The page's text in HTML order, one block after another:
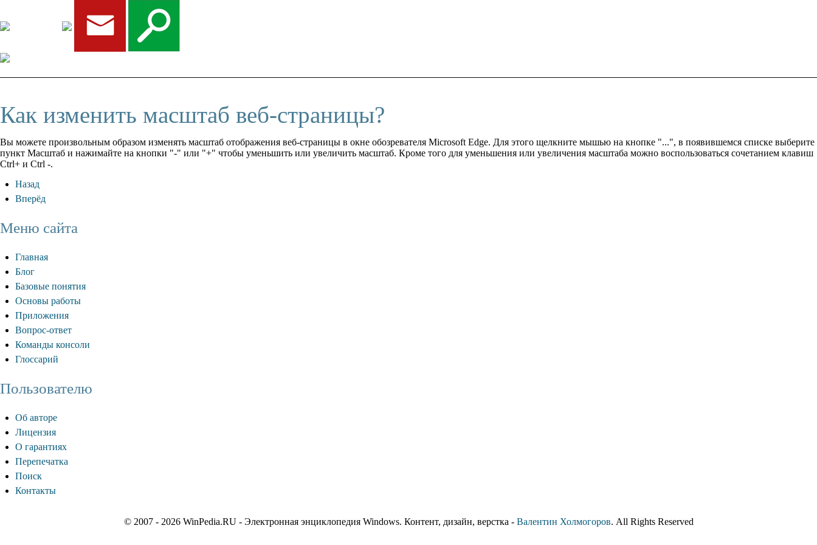
Как изменить масштаб веб-страницы?
Вы можете произвольным образом изменять масштаб отображения веб-страницы в окне обозревателя Microsoft Edge. Для этого щелкните мышью на кнопке "...", в появившемся списке выберите
пункт Масштаб и нажимайте на кнопки "-" или "+" чтобы уменьшить или увеличить масштаб. Кроме того для уменьшения или увеличения масштаба можно воспользоваться сочетанием клавиш
Ctrl+ и Ctrl -.
Назад
Вперёд
Меню сайта
Главная
Блог
Базовые понятия
Основы работы
Приложения
Вопрос-ответ
Команды консоли
Глоссарий
Пользователю
Об авторе
Лицензия
О гарантиях
Перепечатка
Поиск
Контакты
© 2007 - 2026 WinPedia.RU - Электронная энциклопедия Windows. Контент, дизайн, верстка - Валентин Холмогоров. All Rights Reserved